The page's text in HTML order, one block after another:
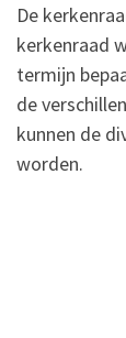
De
kerkenraad
termijn
de
kunnen de
worden.